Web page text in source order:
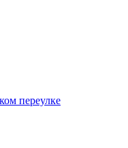
переулке